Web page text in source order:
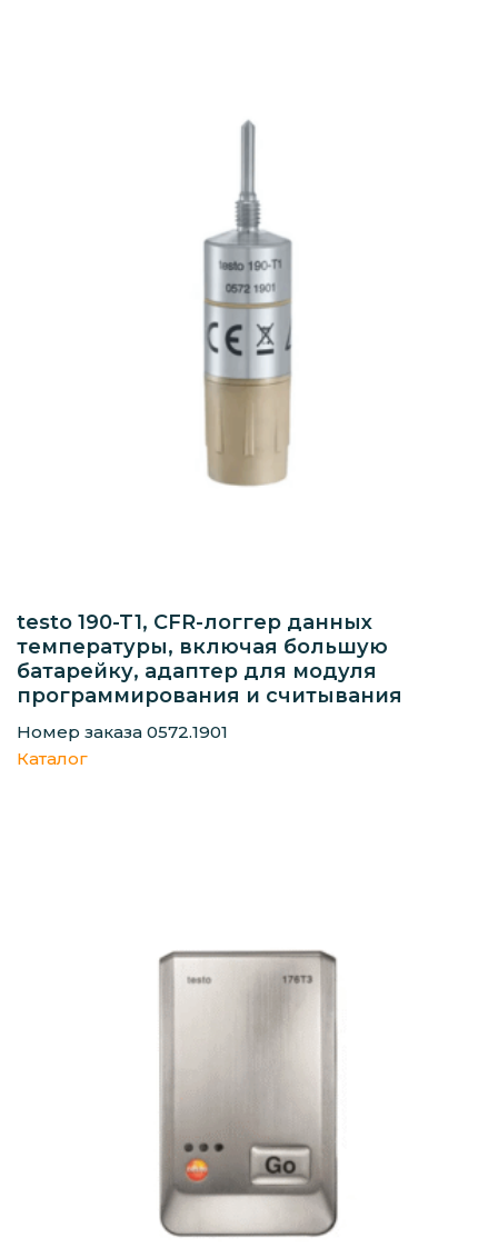
testo 190-T1, CFR-логгер данных
температуры, включая большую
батарейку, адаптер для модуля
программирования и считывания
Номер заказа 0572.1901
Каталог